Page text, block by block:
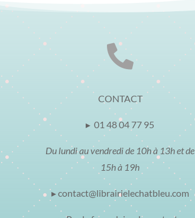

CONTACT
▸ 01 48 04 77 95
Du lundi au vendredi de 10h à 13h et de
15h à 19h
▸ contact@librairielechatbleu.com